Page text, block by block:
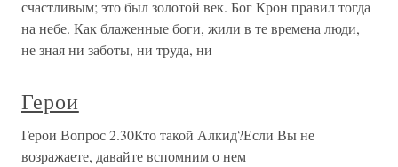
счастливым; это был золотой век. Бог Крон правил тогда
на небе. Как блаженные боги, жили в те времена люди,
не зная ни заботы, ни труда, ни
Герои
Герои Вопрос 2.30Кто такой Алкид?Если Вы не
возражаете, давайте вспомним о нем